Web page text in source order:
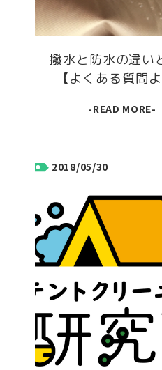
撥水と防水の違い
【よくある質問よ
-READ MORE-
2018/05/30